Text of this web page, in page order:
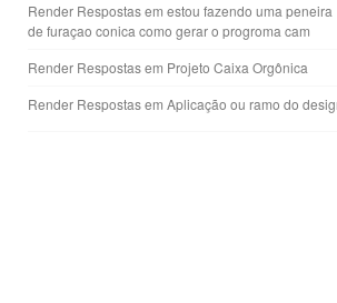
Render Respostasem estou fazendo uma peneira
de furaçao conica como gerar o progroma cam
Render Respostasem Projeto Caixa Orgônica
Render Respostasem Aplicação ou ramo do